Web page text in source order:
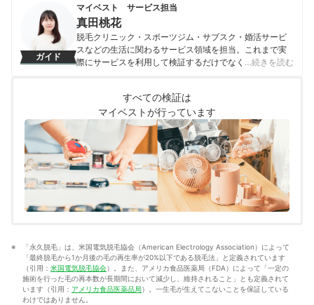
科一般・美容皮膚科の診療を担当。また、日本産科婦人
科学会・日本美容皮膚科学会・日本東洋医学会の会員と
しても活躍中。 ＜著書＞ 女性の医学ハンディブック（池
田書店） からだのことがよくわかる女性の医学（池田書
店） はじめてでも安心 妊娠出産Book（成美堂出版）
土屋眞弓のプロフィール
ガイド
マイベスト サービス担当
真田桃花
脱毛クリニック・スポーツジム・サブスク・婚活サービ
スなどの生活に関わるサービス領域を担当。これまで実
際にサービスを利用して検証するだけでなく、医師や婚
からこそ、徹底検証を通じて全ユーザーが選びやすい情
報を届ける」ことをモットーに活動している。
真田桃花のプロフィール
…続きを読む
すべての検証は
マイベストが行っています
「永久脱毛」は、米国電気脱毛協会（American Electrology Association）によって
「最終脱毛から1か月後の毛の再生率が20%以下である脱毛法」と定義されています
（引用： 米国電気脱毛協会）。また、アメリカ食品医薬局（FDA）によって「一定の
施術を行った毛の再本数が長期間において減少し、維持されること」とも定義されて
います（引用： アメリカ食品医薬品局）。一生毛が生えてこないことを保証している
わけではありません。